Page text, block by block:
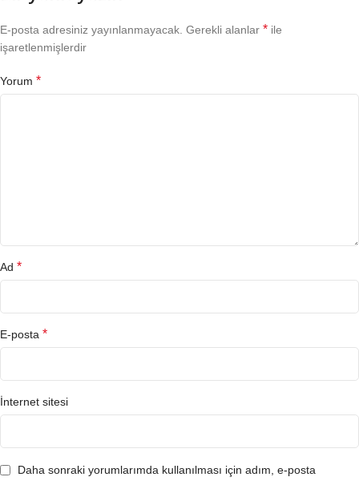
E-posta adresiniz yayınlanmayacak. Gerekli alanlar * ile
işaretlenmişlerdir
Yorum *
Ad *
E-posta *
İnternet sitesi
Daha sonraki yorumlarımda kullanılması için adım, e-posta